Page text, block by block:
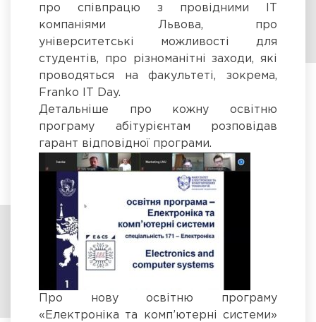
про співпрацю з провідними ІТ
компаніями Львова, про
університетські можливості для
студентів, про різноманітні заходи, які
проводяться на факультеті, зокрема,
Franko IT Day.
Детальніше про кожну освітню
програму абітурієнтам розповідав
гарант відповідної програми.
Про нову освітню програму
«Електроніка та комп’ютерні системи»